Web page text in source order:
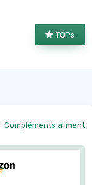
TOPs
Compléments alimentaires par